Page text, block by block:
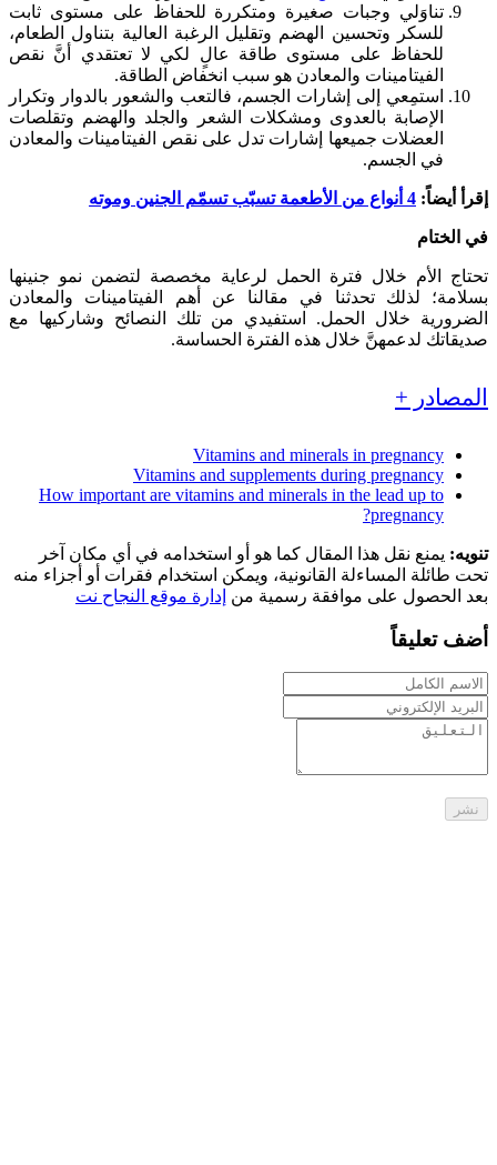
تناوَلي وجبات صغيرة ومتكررة للحفاظ على مستوى ثابت
للسكر وتحسين الهضم وتقليل الرغبة العالية بتناول الطعام،
للحفاظ على مستوى طاقة عالٍ لكي لا تعتقدي أنَّ نقص
الفيتامينات والمعادن هو سبب انخفاض الطاقة.
استمِعي إلى إشارات الجسم، فالتعب والشعور بالدوار وتكرار
الإصابة بالعدوى ومشكلات الشعر والجلد والهضم وتقلصات
العضلات جميعها إشارات تدل على نقص الفيتامينات والمعادن
في الجسم.
إقرأ أيضاً: 4 أنواع من الأطعمة تسبّب تسمّم الجنين وموته
في الختام
تحتاج الأم خلال فترة الحمل لرعاية مخصصة لتضمن نمو جنينها
بسلامة؛ لذلك تحدثنا في مقالنا عن أهم الفيتامينات والمعادن
الضرورية خلال الحمل. استفيدي من تلك النصائح وشاركيها مع
صديقاتك لدعمهنَّ خلال هذه الفترة الحساسة.
المصادر +
Vitamins and minerals in pregnancy
Vitamins and supplements during pregnancy
How important are vitamins and minerals in the lead up to
pregnancy?​
تنويه: يمنع نقل هذا المقال كما هو أو استخدامه في أي مكان آخر
تحت طائلة المساءلة القانونية، ويمكن استخدام فقرات أو أجزاء منه
بعد الحصول على موافقة رسمية من إدارة موقع النجاح نت
أضف تعليقاً
نشر